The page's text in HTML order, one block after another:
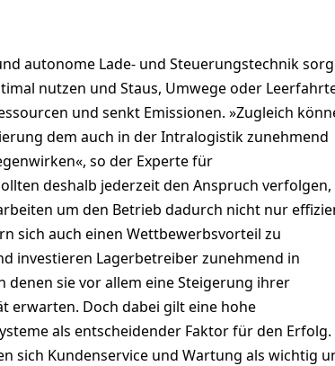
autonome Lade- und Steuerungstechnik
nutzen und Staus, Umwege oder
und senkt Emissionen. »Zugleich
dem auch in der Intralogistik zunehmend
so der Experte für
deshalb jederzeit den Anspruch verfolgen,
um den Betrieb dadurch nicht nur
sich auch einen Wettbewerbsvorteil zu
investieren Lagerbetreiber zunehmend in
sie vor allem eine Steigerung ihrer
erwarten. Doch dabei gilt eine hohe
als entscheidender Faktor für den Erfolg.
sich Kundenservice und Wartung als wichtig